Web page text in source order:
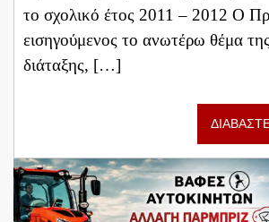
το σχολικό έτος 2011 – 2012 Ο
εισηγούμενος το ανωτέρω θέμα
διάταξης, […]